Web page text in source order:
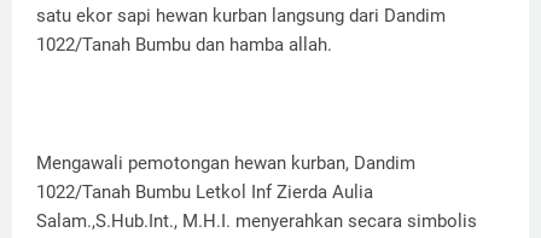
satu ekor sapi hewan kurban langsung dari Dandim
1022/Tanah Bumbu dan hamba allah.
Mengawali pemotongan hewan kurban, Dandim
1022/Tanah Bumbu Letkol Inf Zierda Aulia
Salam.,S.Hub.Int., M.H.I. menyerahkan secara simbolis